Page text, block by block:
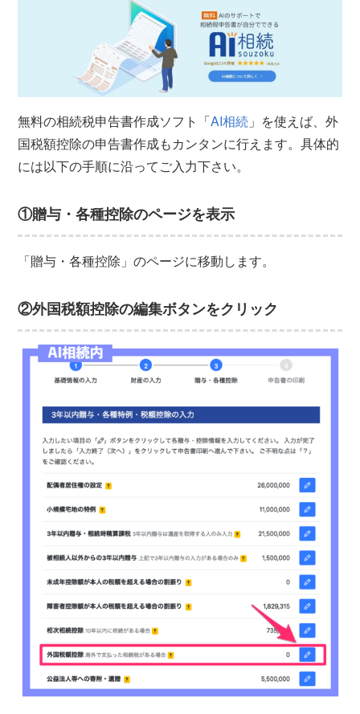
無料の相続税申告書作成ソフト「AI相続 」を使えば、外
国税額控除の申告書作成もカンタンに行えます。具体的
には以下の手順に沿ってご入力下さい。
①贈与・各種控除のページを表示
「贈与・各種控除」のページに移動します。
②外国税額控除の編集ボタンをクリック